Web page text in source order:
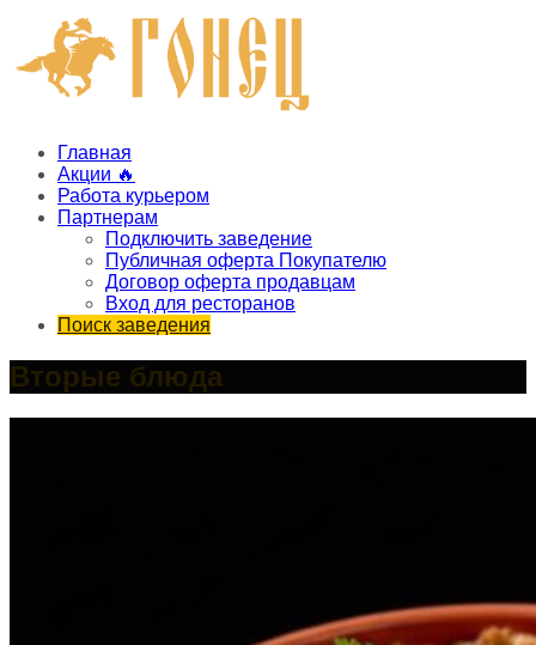
Главная
Акции 🔥
Работа курьером
Партнерам
Подключить заведение
Публичная оферта Покупателю
Договор оферта продавцам
Вход для ресторанов
Поиск заведения
Вторые блюда